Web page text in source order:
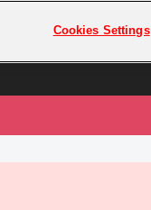
プレミアム会員とは
Cookies Settings